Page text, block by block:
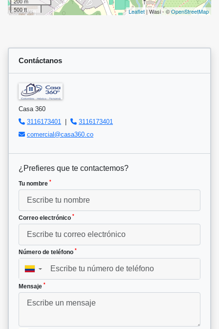
500 ft
Leaflet| Wasi - ©OpenStreetMap
Contáctanos
Casa 360
3116173401
|
3116173401
comercial@casa360.co
¿Prefieres que te contactemos?
Tu nombre *
Correo electrónico *
Número de teléfono *
▼
Mensaje *